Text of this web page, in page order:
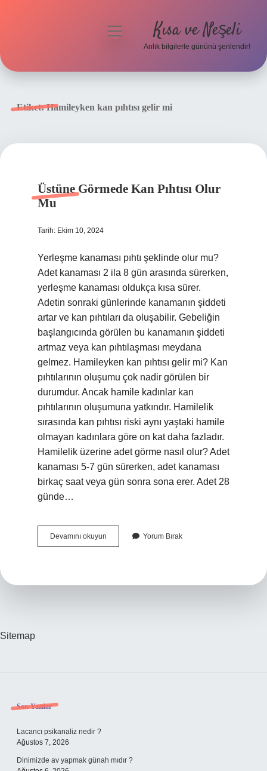
menüyü
Kısa ve Neşeli
Anlık bilgilerle gününü şenlendir!
Etiket:Hamileyken kan pıhtısı gelir mi
Üstüne Görmede Kan Pıhtısı Olur
Mu
Tarih: Ekim 10, 2024
Yerleşme kanaması pıhtı şeklinde olur mu?
Adet kanaması 2 ila 8 gün arasında sürerken,
yerleşme kanaması oldukça kısa sürer.
Adetin sonraki günlerinde kanamanın şiddeti
artar ve kan pıhtıları da oluşabilir. Gebeliğin
başlangıcında görülen bu kanamanın şiddeti
artmaz veya kan pıhtılaşması meydana
gelmez. Hamileyken kan pıhtısı gelir mi? Kan
pıhtılarının oluşumu çok nadir görülen bir
durumdur. Ancak hamile kadınlar kan
pıhtılarının oluşumuna yatkındır. Hamilelik
sırasında kan pıhtısı riski aynı yaştaki hamile
olmayan kadınlara göre on kat daha fazladır.
Hamilelik üzerine adet görme nasıl olur? Adet
kanaması 5-7 gün sürerken, adet kanaması
birkaç saat veya gün sonra sona erer. Adet 28
günde…
Devamını okuyun
Görmede
Yorum Bırak
Sitemap
Sidebar
Son Yazılar
Lacancı psikanaliz nedir ?
Ağustos 7, 2026
Dinimizde av yapmak günah mıdır ?